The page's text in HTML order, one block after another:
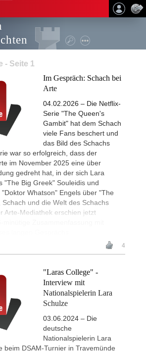
- Seite 1
Im Gespräch: Schach bei
Arte
04.02.2026 – Die Netflix-
Serie "The Queen's
Gambit" hat dem Schach
viele Fans beschert und
das Bild des Schachs
war so erfolgreich, dass der
im November 2025 eine über
gedreht hat, in der sich Lara
"The Big Greek" Souleidis und
Whatson" Engels über "The
und die Welt des Schachs
Arte-Mediathek erschien jetzt
4
"Laras College" -
Interview mit
Nationalspielerin Lara
Schulze
03.06.2024 – Die
deutsche
Nationalspielerin Lara
beim DSAM-Turnier in Travemünde